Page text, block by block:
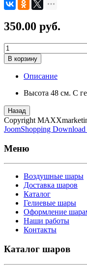
350.00 руб.
В корзину
Описание
Высота 48 см. С
Назад
Copyright
JoomShopping
Меню
Воздушные шары
Доставка шаров
Каталог
Гелиевые шары
Оформление
Наши работы
Контакты
Каталог шаров